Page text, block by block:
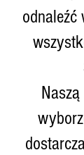
odnaleźć